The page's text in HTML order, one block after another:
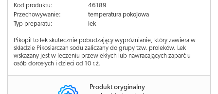
Kod produktu:
46189
Przechowywanie:
temperatura pokojowa
Typ preparatu:
lek
Pikopil to lek skutecznie pobudzający wypróżnianie, który zawiera w
składzie Pikosiarczan sodu zaliczany do grupy tzw. proleków. Lek
wskazany jest w leczeniu przewlekłych lub nawracających zaparć u
osób dorosłych i dzieci od 10 r.ż.
Produkt oryginalny